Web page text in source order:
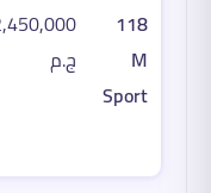
118
M
Sport
ج.م